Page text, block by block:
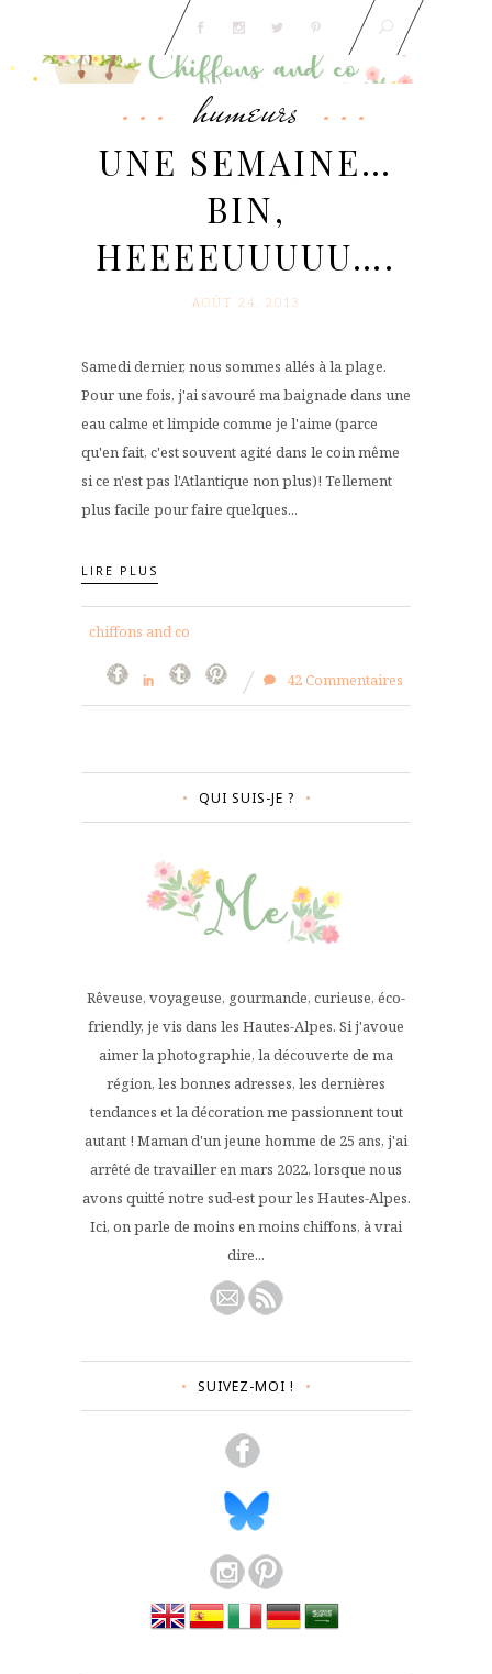
humeurs
UNE SEMAINE…
BIN,
HEEEEUUUUU….
AOÛT 24. 2013
Samedi dernier, nous sommes allés à la plage.
Pour une fois, j'ai savouré ma baignade dans une
eau calme et limpide comme je l'aime (parce
qu'en fait, c'est souvent agité dans le coin même
si ce n'est pas l'Atlantique non plus)! Tellement
plus facile pour faire quelques...
LIRE PLUS
chiffons and co
42 Commentaires
QUI SUIS-JE ?
Rêveuse, voyageuse, gourmande, curieuse, éco-
friendly, je vis dans les Hautes-Alpes. Si j'avoue
aimer la photographie, la découverte de ma
région, les bonnes adresses, les dernières
tendances et la décoration me passionnent tout
autant ! Maman d'un jeune homme de 25 ans, j'ai
arrêté de travailler en mars 2022, lorsque nous
avons quitté notre sud-est pour les Hautes-Alpes.
Ici, on parle de moins en moins chiffons, à vrai
dire...
SUIVEZ-MOI !